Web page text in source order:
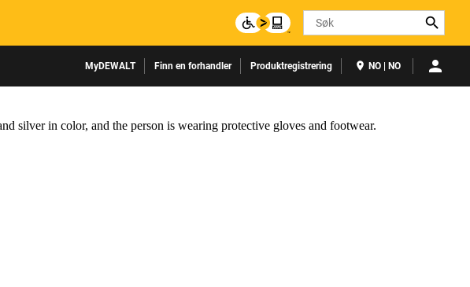
Search
MyDEWALT Finn en forhandler Produktregistrering NO | NO